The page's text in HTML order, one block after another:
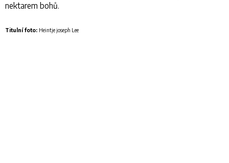
nektarem bohů.
Titulní foto: Heintje joseph Lee